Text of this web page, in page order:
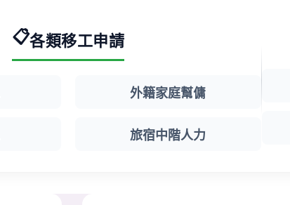
📋各類移工申請
外籍家庭幫傭
旅宿中階人力